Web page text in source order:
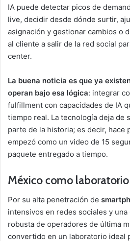
IA puede detectar picos de
live, decidir desde dónde surtir,
asignación y gestionar cambios o
al cliente a salir de la red social
center.
La buena noticia es que ya
operan bajo esa lógica: integrar
fulfillment con capacidades de IA
tiempo real. La tecnología deja de
parte de la historia; es decir, hace
empezó como un video de 15
paquete entregado a tiempo.
México como
Por su alta penetración de
intensivos en redes sociales y una
robusta de operadores de última
convertido en un laboratorio ideal